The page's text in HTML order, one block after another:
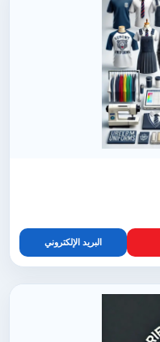
البريد الإلكتروني